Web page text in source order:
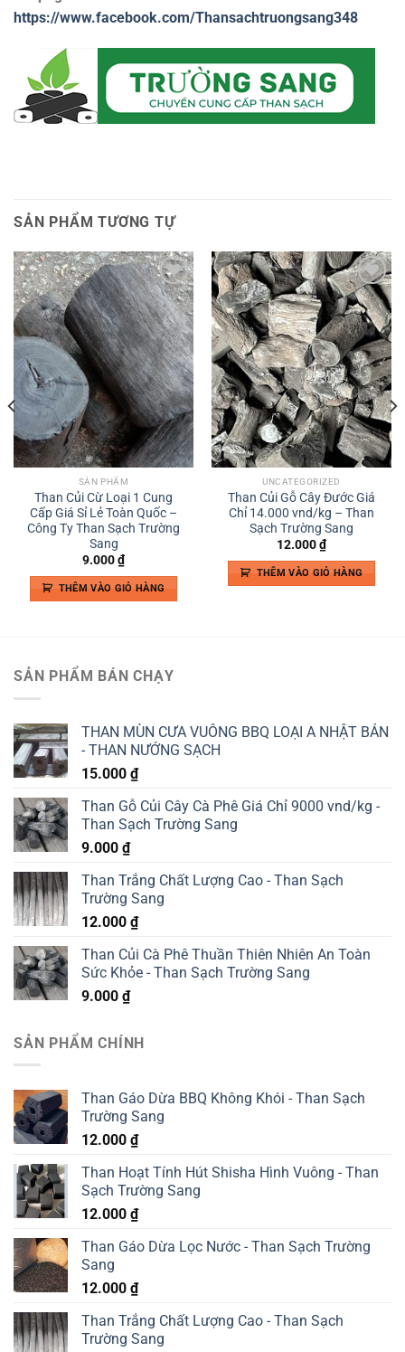
https://www.facebook.com/Thansachtruongsang348
SẢN PHẨM TƯƠNG TỰ
Add to
wishlist
SẢN PHẨM
Than Củi Cừ Loại 1 Cung
Cấp Giá Sỉ Lẻ Toàn Quốc –
Công Ty Than Sạch Trường
Sang
9.000₫
THÊM VÀO GIỎ HÀNG
Add to
wishlist
UNCATEGORIZED
Than Củi Gỗ Cây Đước Giá
Chỉ 14.000 vnd/kg – Than
Sạch Trường Sang
12.000₫
THÊM VÀO GIỎ HÀNG
SẢN PHẨM BÁN CHẠY
THAN MÙN CƯA VUÔNG BBQ LOẠI A NHẬT BẢN
- THAN NƯỚNG SẠCH
15.000 ₫
Than Gỗ Củi Cây Cà Phê Giá Chỉ 9000 vnd/kg -
Than Sạch Trường Sang
9.000 ₫
Than Trắng Chất Lượng Cao - Than Sạch
Trường Sang
12.000 ₫
Than Củi Cà Phê Thuần Thiên Nhiên An Toàn
Sức Khỏe - Than Sạch Trường Sang
9.000 ₫
SẢN PHẨM CHÍNH
Than Gáo Dừa BBQ Không Khói - Than Sạch
Trường Sang
12.000 ₫
Than Hoạt Tính Hút Shisha Hình Vuông - Than
Sạch Trường Sang
12.000 ₫
Than Gáo Dừa Lọc Nước - Than Sạch Trường
Sang
12.000 ₫
Than Trắng Chất Lượng Cao - Than Sạch
Trường Sang